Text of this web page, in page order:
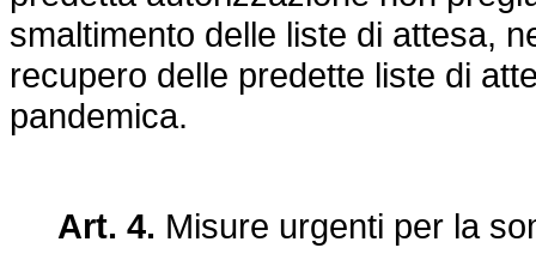
smaltimento delle liste di attesa,
recupero delle predette liste di
pandemica.
Art. 4. Misure urgenti per la